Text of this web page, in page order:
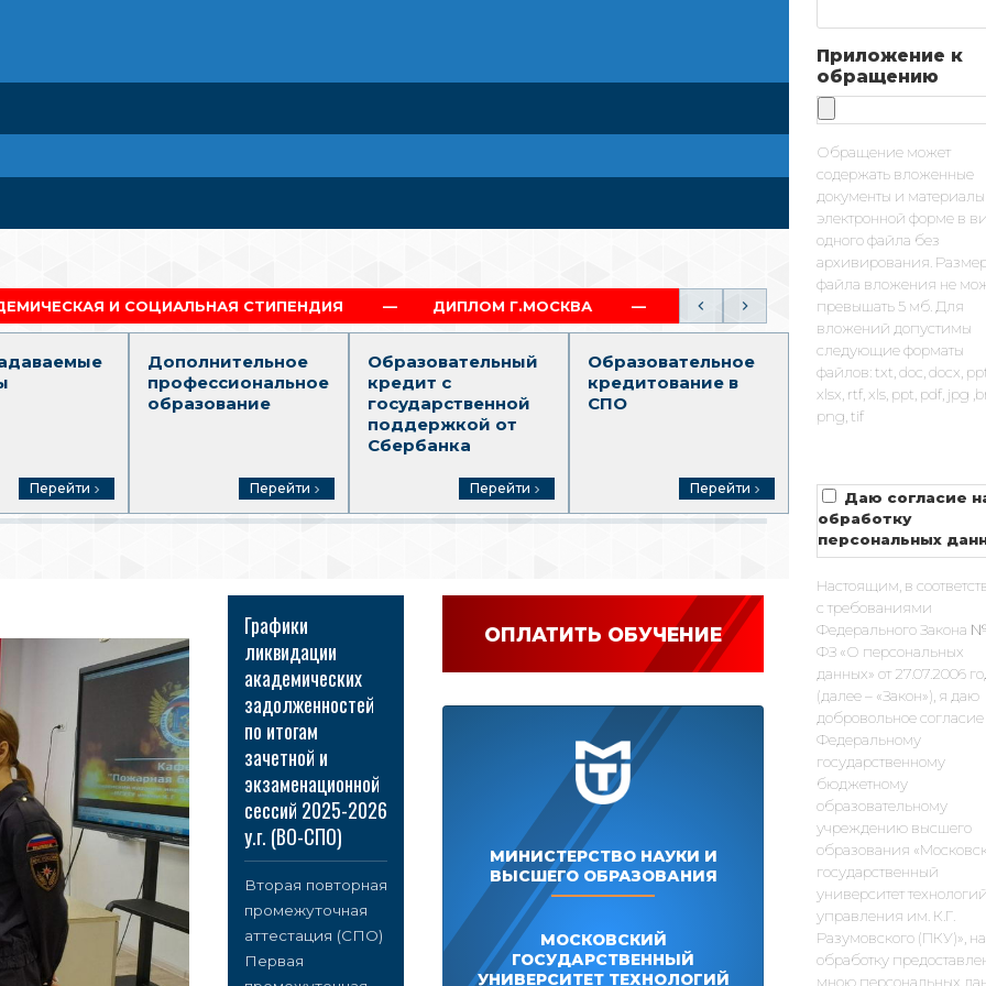
СТИПЕНДИЯ ДИПЛОМ Г.МОСКВА ПОЛНЫЙ ОБРАЗОВАТЕЛЬНЫЙ ТРЕК (СПО-ВО)
Перейти
Дополнительное
профессиональное
образование
Перейти
Образовательный
кредит с
государственной
поддержкой от
Сбербанка
Перейти
Образовательное
кредитование в
СПО
Перейти
Среднее
образование
Перейти
ОПЛАТИТЬ ОБУЧЕНИЕ
МИНИСТЕРСТВО НАУКИ И
ВЫСШЕГО ОБРАЗОВАНИЯ
МОСКОВСКИЙ
ГОСУДАРСТВЕННЫЙ
УНИВЕРСИТЕТ ТЕХНОЛОГИЙ
Графики
ликвидации
академических
задолженностей
по итогам
зачетной и
экзаменационной
сессий 2025-2026
у.г. (ВО-СПО)
Вторая повторная
промежуточная
аттестация (СПО)
Первая
Приложение к
обращению
Обращение может
содержать вложенные
документы и
электронной форме в
одного файла без
архивирования.
файла вложения не
превышать 5 мб. Для
вложений допустимы
следующие форматы
файлов: txt, doc, docx,
xlsx, rtf, xls, ppt, pdf, jpg
png, tif
Даю согласие
обработку
персональных
Настоящим, в
с требованиями
Федерального Закона
ФЗ «О персональных
данных» от 27.07.2006
(далее – «Закон»), я даю
добровольное согласие
Федеральному
государственному
бюджетному
образовательному
учреждению высшего
образования
государственный
университет
управления им. К.Г.
Разумовского (ПКУ)», на
обработку
мною персональных